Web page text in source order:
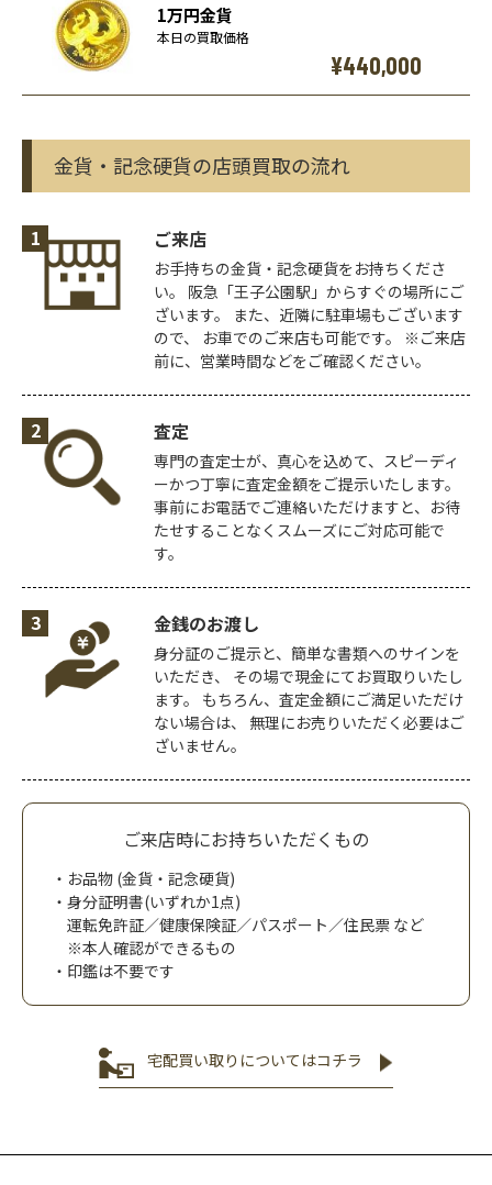
1万円金貨
本日の買取価格
¥440,000
金貨・記念硬貨の店頭買取の流れ
1 ご来店
お手持ちの金貨・記念硬貨をお持ちくださ
い。
阪急「王子公園駅」からすぐの場所にご
ざいます。
また、近隣に駐車場もございます
ので、
お車でのご来店も可能です。
※ご来店
前に、営業時間などをご確認ください。
2 査定
専門の査定士が、真心を込めて、スピーディ
ーかつ丁寧に査定金額をご提示いたします。
事前にお電話でご連絡いただけますと、お待
たせすることなくスムーズにご対応可能で
す。
3 金銭のお渡し
身分証のご提示と、簡単な書類へのサインを
いただき、
その場で現金にてお買取りいたし
ます。
もちろん、査定金額にご満足いただけ
ない場合は、
無理にお売りいただく必要はご
ざいません。
ご来店時にお持ちいただくもの
お品物 (金貨・記念硬貨)
身分証明書(いずれか1点)
運転免許証／健康保険証／パスポート／住民票 など
※本人確認ができるもの
印鑑は不要です
宅配買い取りについてはコチラ